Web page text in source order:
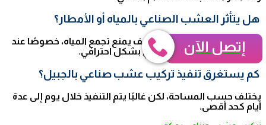
هل يتأثر العشب الصناعي بالمياه أو الأمطار؟
لا، يتم تصميمه مع نظام تصريف يمنع تجمع المياه، خصوصًا عند
تنفيذ تركيب العشب الصناعي بشكل احترافي.
كم يستغرق تنفيذ تركيب عشب صناعي بالجبيل؟
يختلف حسب المساحة، لكن غالبًا يتم التنفيذ خلال يوم إلى عدة
أيام كحد أقصى.
إتصل الآن